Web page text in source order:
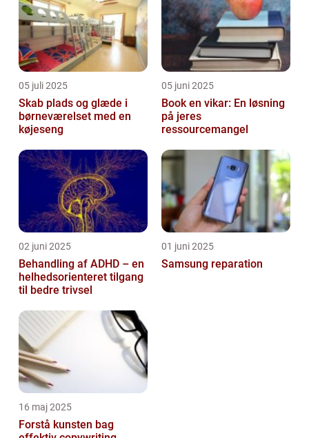
05 juli 2025
Skab plads og glæde i
børneværelset med en
køjeseng
05 juni 2025
Book en vikar: En løsning
på jeres
ressourcemangel
02 juni 2025
Behandling af ADHD – en
helhedsorienteret tilgang
til bedre trivsel
01 juni 2025
Samsung reparation
16 maj 2025
Forstå kunsten bag